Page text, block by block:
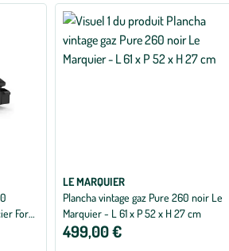
Forge
cm
LE MARQUIER
Plancha vintage gaz Pure 260 noir Le
Marquier - L 61 x P 52 x H 27 cm
499,00 €